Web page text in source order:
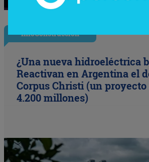
InfoConstrucción
¿Una nueva hidroeléctrica
Reactivan en Argentina el
Corpus Christi (un proyecto
4.200 millones)